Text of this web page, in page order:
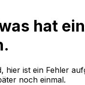
hat
hier ist ein Fehler
noch einmal.